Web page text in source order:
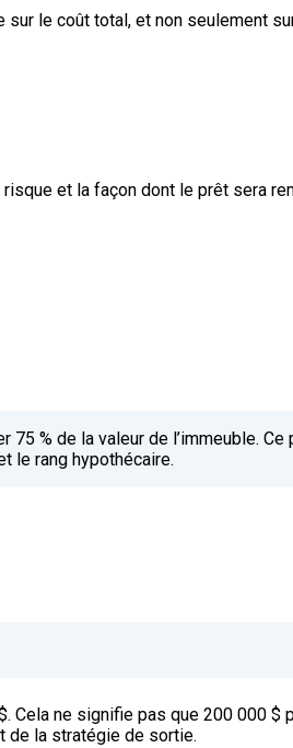
le coût total, et non seulement
et la façon dont le prêt sera
% de la valeur de l’immeuble. Ce
le rang hypothécaire.
Cela ne signifie pas que 200 000 $
de la stratégie de sortie.